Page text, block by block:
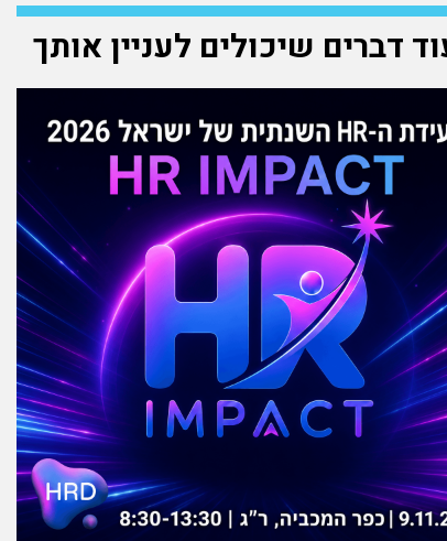
דברים שיכולים לעניין אותך